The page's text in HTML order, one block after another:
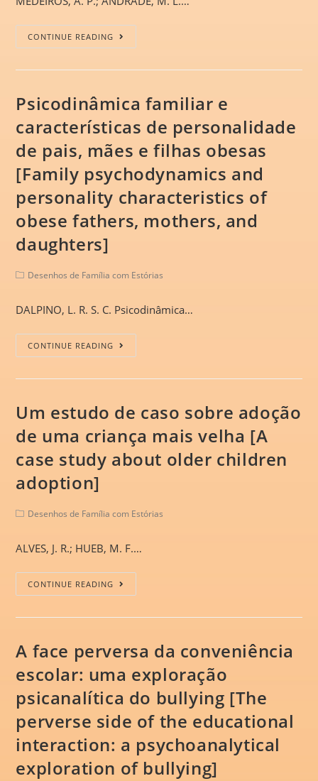
CONTINUE READING
Psicodinâmica familiar e
características de personalidade
de pais, mães e filhas obesas
[Family psychodynamics and
personality characteristics of
obese fathers, mothers, and
daughters]
Desenhos de Família com Estórias
DALPINO, L. R. S. C. Psicodinâmica…
CONTINUE READING
Um estudo de caso sobre adoção
de uma criança mais velha [A
case study about older children
adoption]
Desenhos de Família com Estórias
ALVES, J. R.; HUEB, M. F.…
CONTINUE READING
A face perversa da conveniência
escolar: uma exploração
psicanalítica do bullying [The
perverse side of the educational
interaction: a psychoanalytical
exploration of bullying]